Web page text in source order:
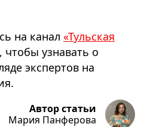
на канал «Тульская
, чтобы узнавать о
экспертов на
Автор статьи
Мария Панферова